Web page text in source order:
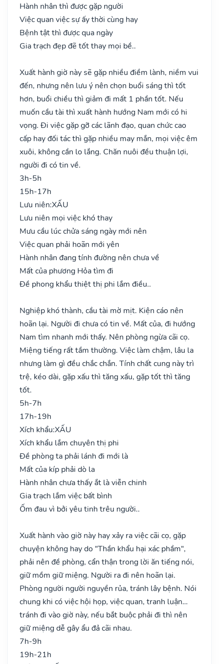
Hành nhân thì được gặp người
Việc quan việc sự ấy thời cùng hay
Bệnh tật thì được qua ngày
Gia trạch đẹp đẽ tốt thay mọi bề..
Xuất hành giờ này sẽ gặp nhiều điềm lành, niềm vui
đến, nhưng nên lưu ý nên chọn buổi sáng thì tốt
hơn, buổi chiều thì giảm đi mất 1 phần tốt. Nếu
muốn cầu tài thì xuất hành hướng Nam mới có hi
vọng. Đi việc gặp gỡ các lãnh đạo, quan chức cao
cấp hay đối tác thì gặp nhiều may mắn, mọi việc êm
xuôi, không cần lo lắng. Chăn nuôi đều thuận lợi,
người đi có tin về.
3h-5h
15h-17h
Lưu niên:XẤU
Lưu niên mọi việc khó thay
Mưu cầu lúc chửa sáng ngày mới nên
Việc quan phải hoãn mới yên
Hành nhân đang tính đường nên chưa về
Mất của phương Hỏa tìm đi
Đề phong khẩu thiệt thị phi lắm điều..
Nghiệp khó thành, cầu tài mờ mịt. Kiện cáo nên
hoãn lại. Người đi chưa có tin về. Mất của, đi hướng
Nam tìm nhanh mới thấy. Nên phòng ngừa cãi cọ.
Miệng tiếng rất tầm thường. Việc làm chậm, lâu la
nhưng làm gì đều chắc chắn. Tính chất cung này trì
trệ, kéo dài, gặp xấu thì tăng xấu, gặp tốt thì tăng
tốt.
5h-7h
17h-19h
Xích khẩu:XẤU
Xích khẩu lắm chuyên thị phi
Đề phòng ta phải lánh đi mới là
Mất của kíp phải dò la
Hành nhân chưa thấy ắt là viễn chinh
Gia trạch lắm việc bất bình
Ốm đau vì bởi yêu tinh trêu người..
Xuất hành vào giờ này hay xảy ra việc cãi cọ, gặp
chuyện không hay do "Thần khẩu hại xác phầm",
phải nên đề phòng, cẩn thận trong lời ăn tiếng nói,
giữ mồm giữ miệng. Người ra đi nên hoãn lại.
Phòng người người nguyền rủa, tránh lây bệnh. Nói
chung khi có việc hội họp, việc quan, tranh luận…
tránh đi vào giờ này, nếu bắt buộc phải đi thì nên
giữ miệng dễ gây ẩu đả cãi nhau.
7h-9h
19h-21h